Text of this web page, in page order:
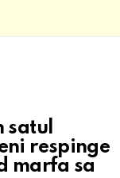
satul
respinge
marfa sa